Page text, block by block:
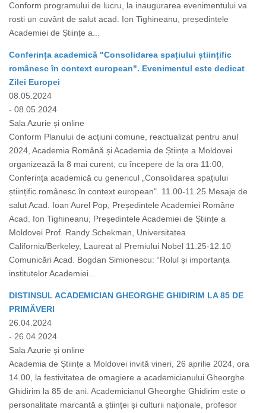
Conform programului de lucru, la inaugurarea evenimentului va
rosti un cuvânt de salut acad. Ion Tighineanu, președintele
Academiei de Științe a...
Conferința academică "Consolidarea spațiului științific
românesc în context european". Evenimentul este dedicat
Zilei Europei
08.05.2024
- 08.05.2024
Sala Azurie și online
Conform Planului de acțiuni comune, reactualizat pentru anul
2024, Academia Română și Academia de Științe a Moldovei
organizează la 8 mai curent, cu începere de la ora 11:00,
Conferința academică cu genericul „Consolidarea spațiului
științific românesc în context european". 11.00-11.25 Mesaje de
salut Acad. Ioan Aurel Pop, Președintele Academiei Române
Acad. Ion Tighineanu, Președintele Academiei de Științe a
Moldovei Prof. Randy Schekman, Universitatea
California/Berkeley, Laureat al Premiului Nobel 11.25-12.10
Comunicări Acad. Bogdan Simionescu: “Rolul și importanța
institutelor Academiei...
DISTINSUL ACADEMICIAN GHEORGHE GHIDIRIM LA 85 DE
PRIMĂVERI
26.04.2024
- 26.04.2024
Sala Azurie și online
Academia de Științe a Moldovei invită vineri, 26 aprilie 2024, ora
14.00, la festivitatea de omagiere a academicianului Gheorghe
Ghidirim la 85 de ani. Academicianul Gheorghe Ghidirim este o
personalitate marcantă a științei și culturii naționale, profesor